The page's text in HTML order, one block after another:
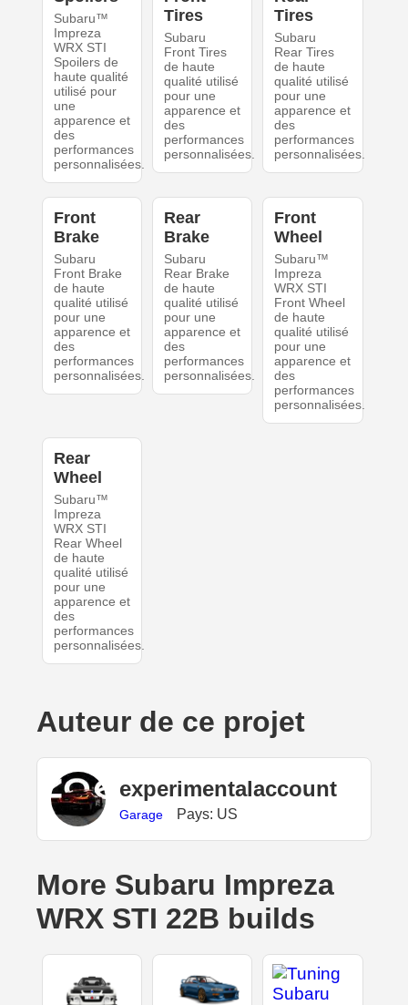
Subaru™
Impreza
WRX STI
Spoilers de
haute qualité
utilisé pour
une
apparence et
des
performances
personnalisées.
Tires
Subaru
Front Tires
de haute
qualité utilisé
pour une
apparence et
des
performances
personnalisées.
Tires
Subaru
Rear Tires
de haute
qualité utilisé
pour une
apparence et
des
performances
personnalisées.
Front
Brake
Subaru
Front Brake
de haute
qualité utilisé
pour une
apparence et
des
performances
personnalisées.
Rear
Brake
Subaru
Rear Brake
de haute
qualité utilisé
pour une
apparence et
des
performances
personnalisées.
Front
Wheel
Subaru™
Impreza
WRX STI
Front Wheel
de haute
qualité utilisé
pour une
apparence et
des
performances
personnalisées.
Rear
Wheel
Subaru™
Impreza
WRX STI
Rear Wheel
de haute
qualité utilisé
pour une
apparence et
des
performances
personnalisées.
Auteur de ce projet
experimentalaccount
Garage Pays: US
More Subaru Impreza
WRX STI 22B builds